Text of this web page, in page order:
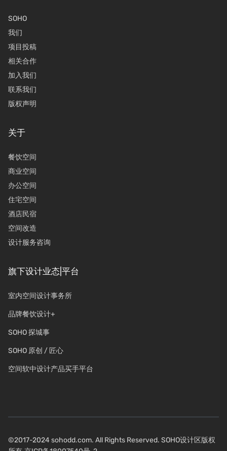
SOHO
我们
项目投稿
相关合作
加入我们
联系我们
版权声明
关于
餐饮空间
商业空间
办公空间
住宅空间
酒店民宿
空间改造
设计服务咨询
旗下设计业态|平台
室内空间设计事务所
品牌餐饮设计+
SOHO 探城事
SOHO 原创 / 匠心
空间软中设计产品买手平台
©2017-2024 sohodd.com. All Rights Reserved. SOHO设计区版权